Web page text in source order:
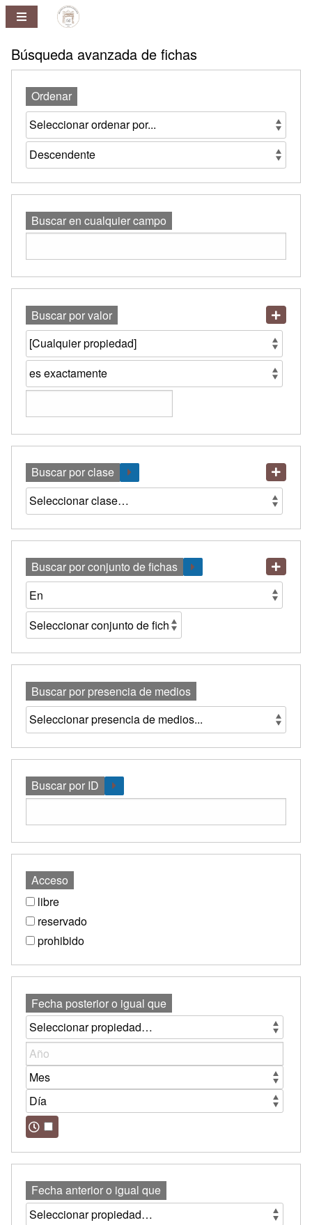
Repositorio
Ney
Ferreira
Búsqueda avanzada de fichas
Ordenar
Buscar en cualquier campo
Buscar por valor
Buscar por clase
Buscar por conjunto de fichas
Buscar por presencia de medios
Buscar por ID
Acceso
libre
reservado
prohibido
Fecha posterior o igual que
Fecha anterior o igual que